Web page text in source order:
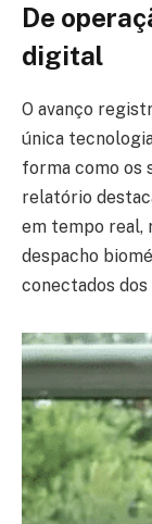
De
digital
O avanço
única
forma como os
relatório
em tempo
despacho
conectados